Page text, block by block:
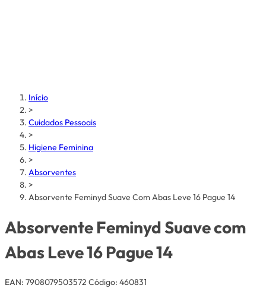
Início
>
Cuidados Pessoais
>
Higiene Feminina
>
Absorventes
>
Absorvente Feminyd Suave Com Abas Leve 16 Pague 14
Absorvente Feminyd Suave com
Abas Leve 16 Pague 14
EAN: 7908079503572 Código: 460831